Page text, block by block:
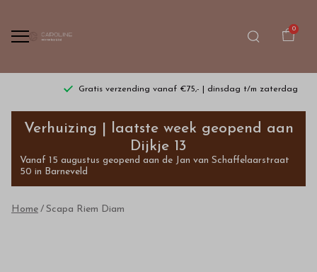
0
Gratis verzending vanaf €75,- | dinsdag t/m zaterdag
Scapa
Riem
Diam
Verhuizing | laatste week geopend aan
Dijkje 13
Vanaf 15 augustus geopend aan de Jan van Schaffelaarstraat
50 in Barneveld
Home Scapa Riem Diam